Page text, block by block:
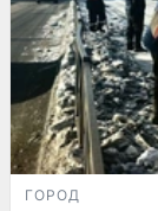
ГОРОД